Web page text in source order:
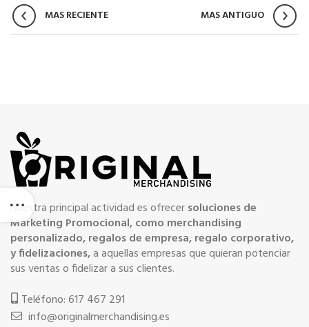
MAS RECIENTE MAS ANTIGUO
Nuestra principal actividad es ofrecersoluciones de
Marketing Promocional, como merchandising
personalizado, regalos de empresa, regalo corporativo,
y fidelizaciones,a aquellas empresas que quieran potenciar
sus ventas o fidelizar a sus clientes.
Teléfono: 617 467 291
info@originalmerchandising.es